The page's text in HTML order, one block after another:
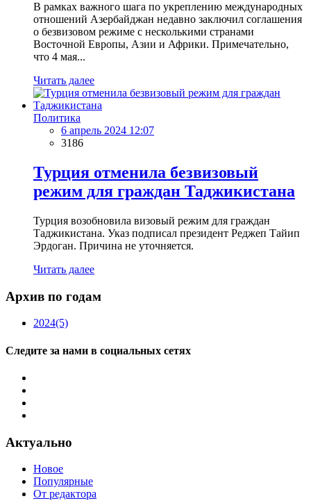
В рамках важного шага по укреплению международных
отношений Азербайджан недавно заключил соглашения
о безвизовом режиме с несколькими странами
Восточной Европы, Азии и Африки. Примечательно,
что 4 мая...
Читать далее
Политика
6 апрель 2024 12:07
3186
Турция отменила безвизовый
режим для граждан Таджикистана
Турция возобновила визовый режим для граждан
Таджикистана. Указ подписал президент Реджеп Тайип
Эрдоган. Причина не уточняется.
Читать далее
Архив по годам
2024(5)
Следите за нами в социальных сетях
Актуально
Новое
Популярные
От редактора